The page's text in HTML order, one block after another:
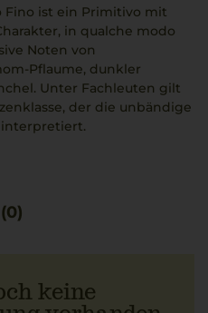
Fino ist ein Primitivo mit
in qualche modo
Noten von
Pflaume, dunkler
Unter Fachleuten gilt
der die unbändige
interpretiert.
keine